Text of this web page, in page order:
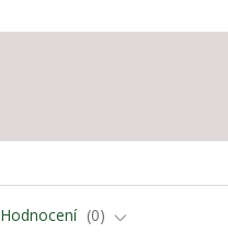
Hodnocení 0